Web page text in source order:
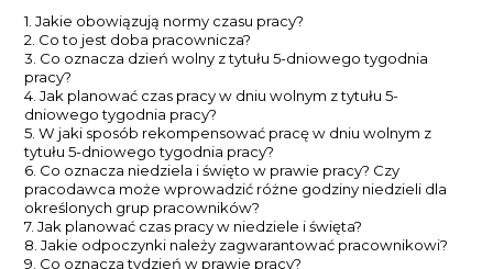
1. Jakie obowiązują normy czasu pracy?
2. Co to jest doba pracownicza?
3. Co oznacza dzień wolny z tytułu 5-dniowego tygodnia
pracy?
4. Jak planować czas pracy w dniu wolnym z tytułu 5-
dniowego tygodnia pracy?
5. W jaki sposób rekompensować pracę w dniu wolnym z
tytułu 5-dniowego tygodnia pracy?
6. Co oznacza niedziela i święto w prawie pracy? Czy
pracodawca może wprowadzić różne godziny niedzieli dla
określonych grup pracowników?
7. Jak planować czas pracy w niedziele i święta?
8. Jakie odpoczynki należy zagwarantować pracownikowi?
9. Co oznacza tydzień w prawie pracy?